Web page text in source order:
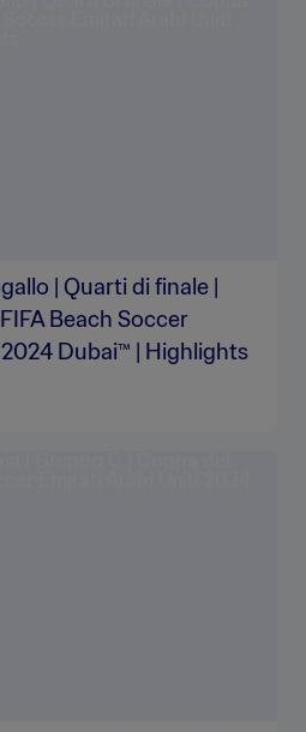
| Quarti di finale |
Beach Soccer
Dubai™ | Highlights